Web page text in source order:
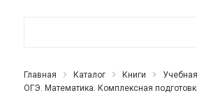
Главная Каталог Книги
ОГЭ. Математика. Комплексная